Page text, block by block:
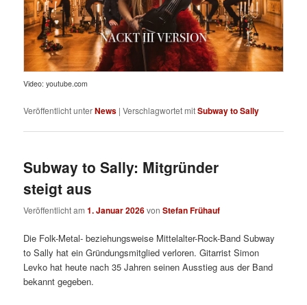
Video: youtube.com
Veröffentlicht unterNews |Verschlagwortet mitSubway to Sally
Subway to Sally: Mitgründer
steigt aus
Veröffentlicht am1. Januar 2026vonStefan Frühauf
Die Folk-Metal- beziehungsweise Mittelalter-Rock-Band Subway
to Sally hat ein Gründungsmitglied verloren. Gitarrist Simon
Levko hat heute nach 35 Jahren seinen Ausstieg aus der Band
bekannt gegeben.